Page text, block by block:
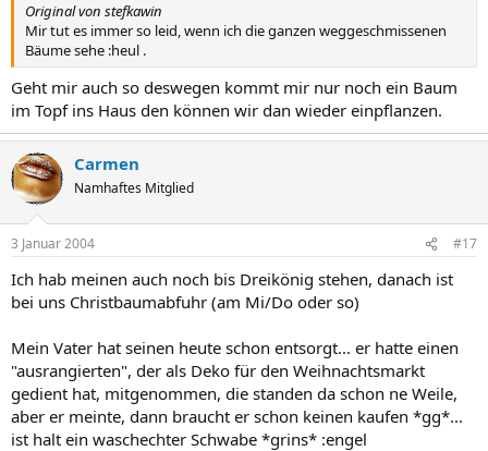
Original von stefkawin
Mir tut es immer so leid, wenn ich die ganzen weggeschmissenen
Bäume sehe :heul .
Geht mir auch so deswegen kommt mir nur noch ein Baum
im Topf ins Haus den können wir dan wieder einpflanzen.
Carmen
Namhaftes Mitglied
3 Januar 2004 #17
Ich hab meinen auch noch bis Dreikönig stehen, danach ist
bei uns Christbaumabfuhr (am Mi/Do oder so)
Mein Vater hat seinen heute schon entsorgt... er hatte einen
"ausrangierten", der als Deko für den Weihnachtsmarkt
gedient hat, mitgenommen, die standen da schon ne Weile,
aber er meinte, dann braucht er schon keinen kaufen *gg*...
ist halt ein waschechter Schwabe *grins* :engel